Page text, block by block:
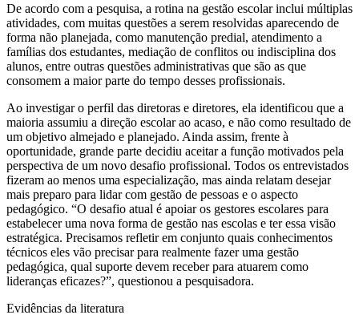
De acordo com a pesquisa, a rotina na gestão escolar inclui múltiplas
atividades, com muitas questões a serem resolvidas aparecendo de
forma não planejada, como manutenção predial, atendimento a
famílias dos estudantes, mediação de conflitos ou indisciplina dos
alunos, entre outras questões administrativas que são as que
consomem a maior parte do tempo desses profissionais.
Ao investigar o perfil das diretoras e diretores, ela identificou que a
maioria assumiu a direção escolar ao acaso, e não como resultado de
um objetivo almejado e planejado. Ainda assim, frente à
oportunidade, grande parte decidiu aceitar a função motivados pela
perspectiva de um novo desafio profissional. Todos os entrevistados
fizeram ao menos uma especialização, mas ainda relatam desejar
mais preparo para lidar com gestão de pessoas e o aspecto
pedagógico. “O desafio atual é apoiar os gestores escolares para
estabelecer uma nova forma de gestão nas escolas e ter essa visão
estratégica. Precisamos refletir em conjunto quais conhecimentos
técnicos eles vão precisar para realmente fazer uma gestão
pedagógica, qual suporte devem receber para atuarem como
lideranças eficazes?”, questionou a pesquisadora.
Evidências da literatura